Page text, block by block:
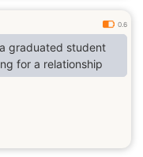
0.6
graduated student
for a relationship